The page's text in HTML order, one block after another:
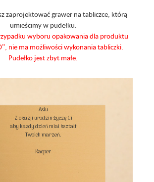
zaprojektować grawer na tabliczce, którą
umieścimy w pudełku.
wyboru opakowania dla produktu
nie ma możliwości wykonania tabliczki.
Pudełko jest zbyt małe.
Asiu
Z okazji urodzin życzę Ci
aby każdy dzień miał kształt
Twoich marzeń.
Kacper